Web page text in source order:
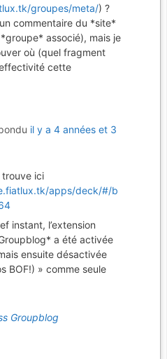
groupes/meta/) ?
commentaire du *site*
associé), mais je
où (quel fragment
cette
il y a 4 années et 3
trouve ici
apps/deck/#/b
instant, l’extension
a été activée
ensuite désactivée
BOF!) » comme seule
Groupblog